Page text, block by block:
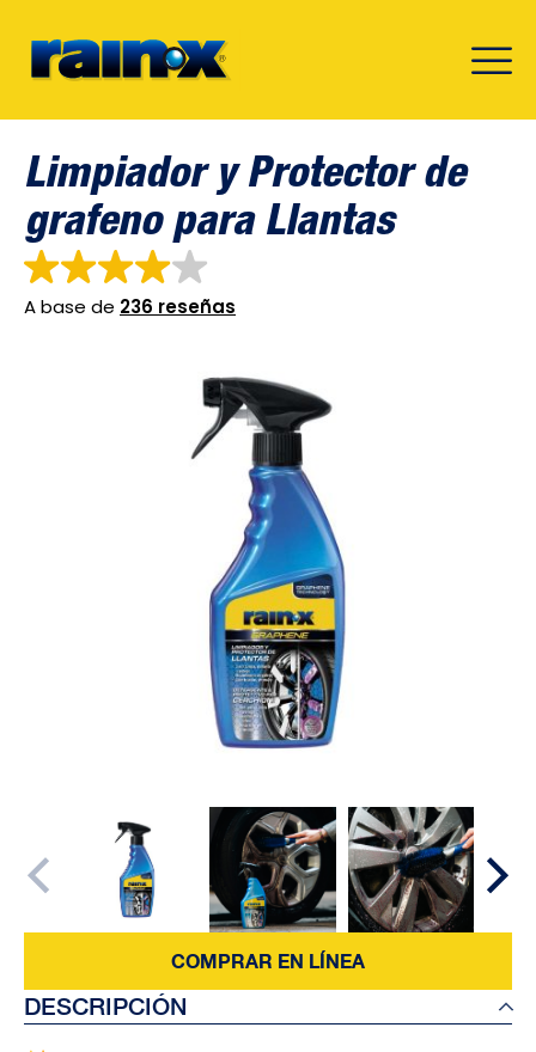
Limpiador y Protector de
grafeno para Llantas
A base de 236 reseñas
COMPRAR EN LÍNEA
DESCRIPCIÓN